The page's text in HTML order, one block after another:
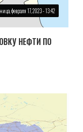
февраля 17, 2023 - 13:42
НЕФТИ ПО